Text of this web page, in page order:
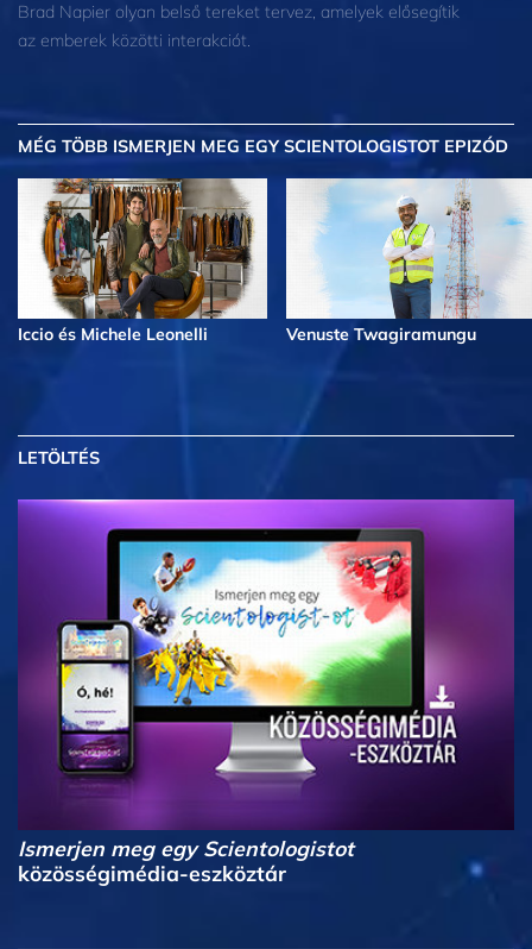
Brad Napier olyan belső tereket tervez, amelyek elősegítik
az emberek közötti interakciót.
MÉG TÖBB ISMERJEN MEG EGY SCIENTOLOGISTOT EPIZÓD
Iccio és Michele Leonelli Venuste Twagiramungu
LETÖLTÉS
Ismerjen meg egy Scientologistot
közösségimédia-eszköztár